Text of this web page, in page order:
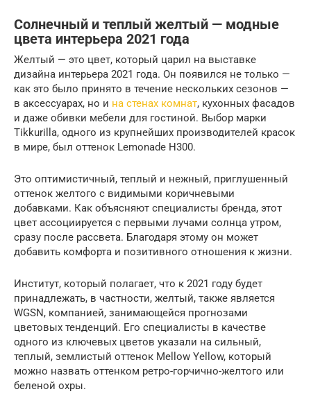
Солнечный и теплый желтый — модные
цвета интерьера 2021 года
Желтый — это цвет, который царил на выставке
дизайна интерьера 2021 года. Он появился не только —
как это было принято в течение нескольких сезонов —
в аксессуарах, но и на стенах комнат, кухонных фасадов
и даже обивки мебели для гостиной. Выбор марки
Tikkurilla, одного из крупнейших производителей красок
в мире, был оттенок Lemonade H300.
Это оптимистичный, теплый и нежный, приглушенный
оттенок желтого с видимыми коричневыми
добавками. Как объясняют специалисты бренда, этот
цвет ассоциируется с первыми лучами солнца утром,
сразу после рассвета. Благодаря этому он может
добавить комфорта и позитивного отношения к жизни.
Институт, который полагает, что к 2021 году будет
принадлежать, в частности, желтый, также является
WGSN, компанией, занимающейся прогнозами
цветовых тенденций. Его специалисты в качестве
одного из ключевых цветов указали на сильный,
теплый, землистый оттенок Mellow Yellow, который
можно назвать оттенком ретро-горчично-желтого или
беленой охры.